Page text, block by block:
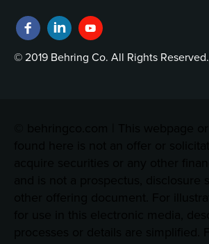
© 2019 Behring Co. All Rights Reserved.